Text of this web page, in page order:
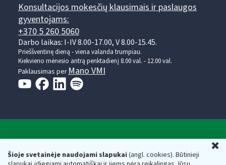
Šioje svetainėje naudojami slapukai(angl. cookies). Būtinieji
Konsultacijos mokesčių klausimais ir paslaugos
gyventojams:
+370 5 260 5060
Darbo laikas: I-IV 8.00-17.00, V 8.00-15.45.
Prieššventinę dieną - viena valanda trumpiau.
Kiekvieno mėnesio antrą penktadienį 8.00 val. - 12.00 val.
Paklausimas per Mano VMI
Respublikos finansų ministerijos